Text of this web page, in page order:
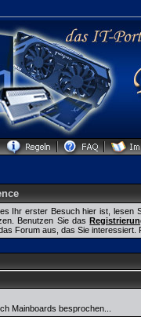
Ihr erster Besuch hier ist, lesen
Benutzen Sie das
Forum aus, das Sie
Mainboards besprochen...